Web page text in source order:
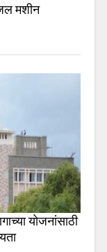
मशीन
योजनांसाठी